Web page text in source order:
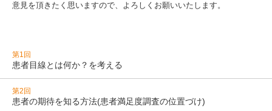
意見を頂きたく思いますので、よろしくお願いいたします。
第1回
患者目線とは何か？を考える
第2回
患者の期待を知る方法(患者満足度調査の位置づけ)